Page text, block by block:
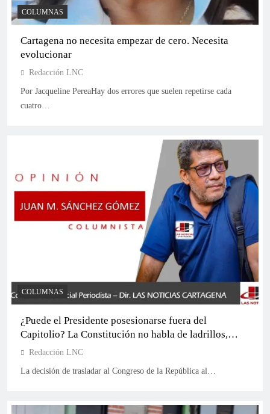
Roy Barreras dice que Gustavo Petro podría ser su
vicepresidente en 2026 y agita el debate en la
Lidio García (L1) consolida respaldos en Cartagena
COLUMNAS
Cartagena no necesita empezar de cero. Necesita
evolucionar
Redacción LNC
Por Jacqueline PereaHay dos errores que suelen repetirse cada
cuatro…
COLUMNAS
¿Puede el Presidente posesionarse fuera del
Capitolio? La Constitución no habla de ladrillos,
habla de instituciones
Redacción LNC
La decisión de trasladar al Congreso de la República al…